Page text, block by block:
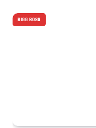
BIGG BOSS